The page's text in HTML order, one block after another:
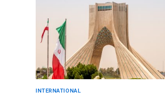
INTERNATIONAL